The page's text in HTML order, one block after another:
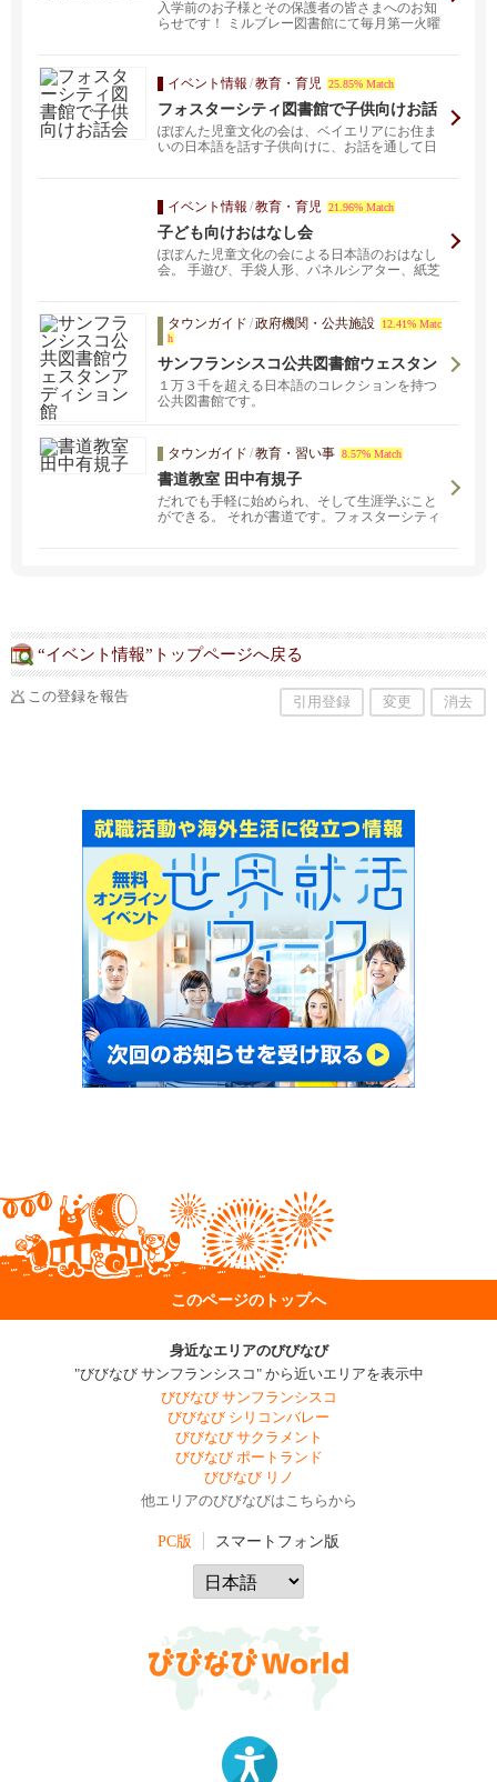
入学前のお子様とその保護者の皆さまへのお知
らせです！ ミルブレー図書館にて毎月第一火曜
イベント情報 /教育・育児 25.85% Match
フォスターシティ図書館で子供向けお話
会
ぽぽんた児童文化の会は、ベイエリアにお住ま
いの日本語を話す子供向けに、お話を通して日
イベント情報 /教育・育児 21.96% Match
子ども向けおはなし会
ぽぽんた児童文化の会による日本語のおはなし
会。 手遊び、手袋人形、パネルシアター、紙芝
タウンガイド /政府機関・公共施設
12.41% Matc
h
サンフランシスコ公共図書館ウェスタン
アディション館
１万３千を超える日本語のコレクションを持つ
公共図書館です。
タウンガイド /教育・習い事 8.57% Match
書道教室 田中有規子
だれでも手軽に始められ、そして生涯学ぶこと
ができる。 それが書道です。フォスターシティ
“イベント情報”トップページへ戻る
この登録を報告 引用登録 変更 消去
このページのトップへ
身近なエリアのびびなび
"びびなび サンフランシスコ" から近いエリアを表示中
びびなび サンフランシスコ
びびなび シリコンバレー
びびなび サクラメント
びびなび ポートランド
びびなび リノ
他エリアのびびなびはこちらから
PC版 スマートフォン版